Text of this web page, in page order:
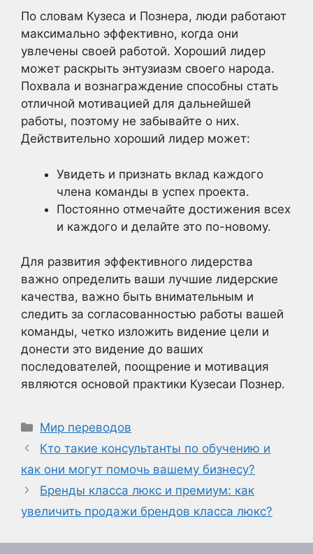
По словам Кузеса и Познера, люди работают
максимально эффективно, когда они
увлечены своей работой. Хороший лидер
может раскрыть энтузиазм своего народа.
Похвала и вознаграждение способны стать
отличной мотивацией для дальнейшей
работы, поэтому не забывайте о них.
Действительно хороший лидер может:
Увидеть и признать вклад каждого
члена команды в успех проекта.
Постоянно отмечайте достижения всех
и каждого и делайте это по-новому.
Для развития эффективного лидерства
важно определить ваши лучшие лидерские
качества, важно быть внимательным и
следить за согласованностью работы вашей
команды, четко изложить видение цели и
донести это видение до ваших
последователей, поощрение и мотивация
являются основой практики Кузесаи Познер.
Рубрики
Мир переводов
Кто такие консультанты по обучению и
как они могут помочь вашему бизнесу?
Бренды класса люкс и премиум: как
увеличить продажи брендов класса люкс?